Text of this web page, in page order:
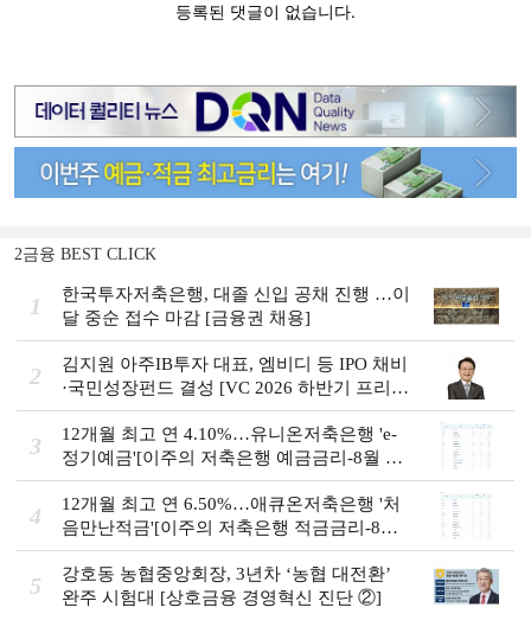
2금융 BEST CLICK
1
한국투자저축은행, 대졸 신입 공채 진행 …이
달 중순 접수 마감 [금융권 채용]
2
김지원 아주IB투자 대표, 엠비디 등 IPO 채비
·국민성장펀드 결성 [VC 2026 하반기 프리
뷰]
3
12개월 최고 연 4.10%…유니온저축은행 'e-
정기예금'[이주의 저축은행 예금금리-8월 2
주]
4
12개월 최고 연 6.50%…애큐온저축은행 '처
음만난적금'[이주의 저축은행 적금금리-8월
2주]
5
강호동 농협중앙회장, 3년차 ‘농협 대전환ʼ
완주 시험대 [상호금융 경영혁신 진단 ②]